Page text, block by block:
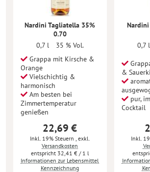
Nardini Tagliatella 35%
0.70
0,7 l
35 % Vol.
Grappa mit Kirsche &
Orange
Vielschichtig &
harmonisch
Am besten bei
Zimmertemperatur
genießen
22,69 €
Inkl. 19% Steuern exkl.
Versandkosten
32,41 € / 1 l
Informationen zur Lebensmittel
Kennzeichnung
0,7 l
&
pur,
Cocktail
Inkl.